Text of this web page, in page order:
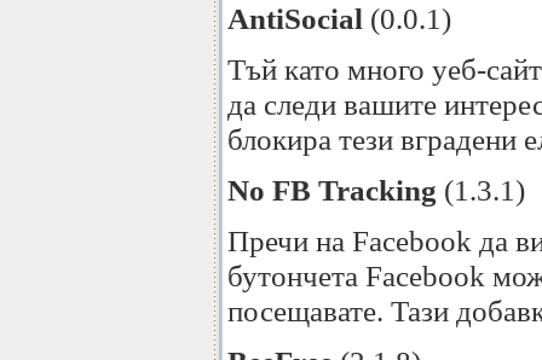
AntiSocial (0.0.1)
Тъй като много уеб-
да следи вашите
блокира тези вградени
No FB Tracking (1.3.1)
Пречи на Facebook да
бутончета Facebook
посещавате. Тази